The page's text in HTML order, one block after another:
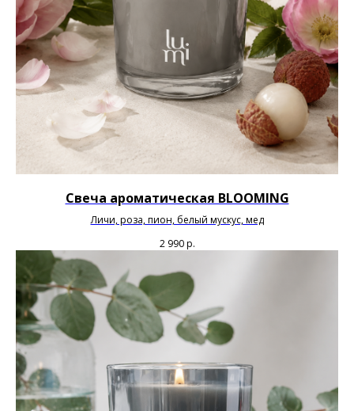
Свеча ароматическая BLOOMING
Личи, роза, пион, белый мускус, мед
2 990 р.